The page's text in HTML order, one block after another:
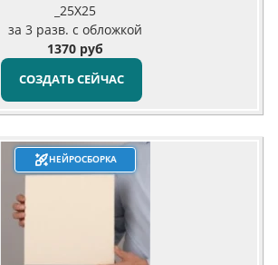
_25X25
за 3 разв. с обложкой
1370 руб
СОЗДАТЬ СЕЙЧАС
НЕЙРОСБОРКА